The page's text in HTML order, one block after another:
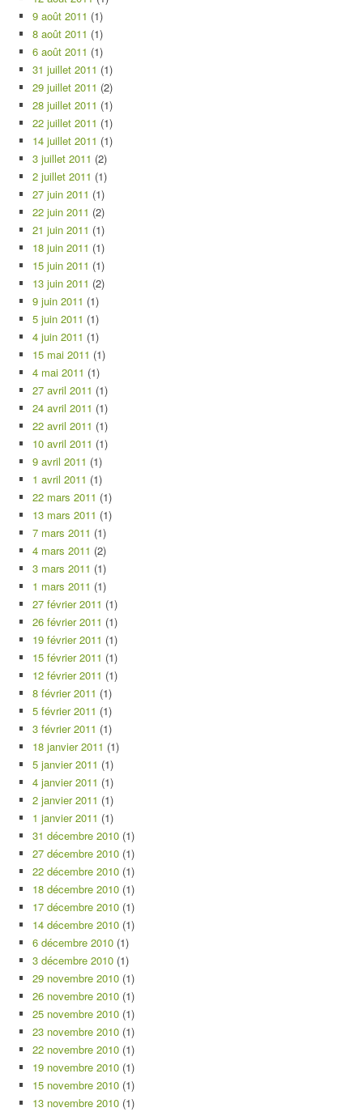
9 août 2011 (1)
8 août 2011 (1)
6 août 2011 (1)
31 juillet 2011 (1)
29 juillet 2011 (2)
28 juillet 2011 (1)
22 juillet 2011 (1)
14 juillet 2011 (1)
3 juillet 2011 (2)
2 juillet 2011 (1)
27 juin 2011 (1)
22 juin 2011 (2)
21 juin 2011 (1)
18 juin 2011 (1)
15 juin 2011 (1)
13 juin 2011 (2)
9 juin 2011 (1)
5 juin 2011 (1)
4 juin 2011 (1)
15 mai 2011 (1)
4 mai 2011 (1)
27 avril 2011 (1)
24 avril 2011 (1)
22 avril 2011 (1)
10 avril 2011 (1)
9 avril 2011 (1)
1 avril 2011 (1)
22 mars 2011 (1)
13 mars 2011 (1)
7 mars 2011 (1)
4 mars 2011 (2)
3 mars 2011 (1)
1 mars 2011 (1)
27 février 2011 (1)
26 février 2011 (1)
19 février 2011 (1)
15 février 2011 (1)
12 février 2011 (1)
8 février 2011 (1)
5 février 2011 (1)
3 février 2011 (1)
18 janvier 2011 (1)
5 janvier 2011 (1)
4 janvier 2011 (1)
2 janvier 2011 (1)
1 janvier 2011 (1)
31 décembre 2010 (1)
27 décembre 2010 (1)
22 décembre 2010 (1)
18 décembre 2010 (1)
17 décembre 2010 (1)
14 décembre 2010 (1)
6 décembre 2010 (1)
3 décembre 2010 (1)
29 novembre 2010 (1)
26 novembre 2010 (1)
25 novembre 2010 (1)
23 novembre 2010 (1)
22 novembre 2010 (1)
19 novembre 2010 (1)
15 novembre 2010 (1)
13 novembre 2010 (1)